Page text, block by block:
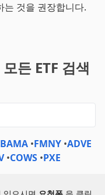
는 것을 권장합니다.
든 ETF 검색
BAMA •FMNY •ADVE
•COWS •PXE